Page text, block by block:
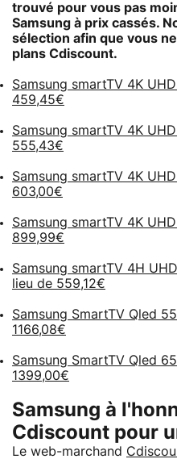
trouvé pour vous pas
Samsung à prix cassés.
sélection afin que vous
plans Cdiscount.
Samsung smartTV 4K
459,45€
Samsung smartTV 4K
555,43€
Samsung smartTV 4K
603,00€
Samsung smartTV 4K
899,99€
Samsung smartTV 4H
lieu de 559,12€
Samsung SmartTV Qled
1166,08€
Samsung SmartTV Qled
1399,00€
Samsung à
Cdiscount pour
Le web-marchand